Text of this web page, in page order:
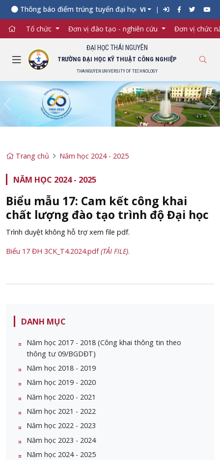
Thông báo điểm trúng tuyển đại học chính quy năm 2026
VI
Tổ chức Đơn vị đào tạo - nghiên cứu Đơn vị chức
ĐẠI HỌC THÁI NGUYÊN
TRƯỜNG ĐẠI HỌC KỸ THUẬT CÔNG NGHIỆP
THAINGUYEN UNIVERSITY OF TECHNOLOGY
Previous
Trang chủ Năm học 2024 - 2025
NĂM HỌC 2024 - 2025
Biểu mẫu 17: Cam kết công khai
chất lượng đào tạo trình độ Đại học
Trình duyệt không hỗ trợ xem file pdf.
Biểu 17 ĐH 3CK_T4.2024.pdf(TẢI FILE).
DANH MỤC
Năm học 2017 - 2018 (Công khai thông tin theo
thông tư 09/BGDĐT)
Năm học 2018 - 2019
Năm học 2019 - 2020
Năm học 2020 - 2021
Năm học 2021 - 2022
Năm học 2022 - 2023
Năm học 2023 - 2024
Năm học 2024 - 2025